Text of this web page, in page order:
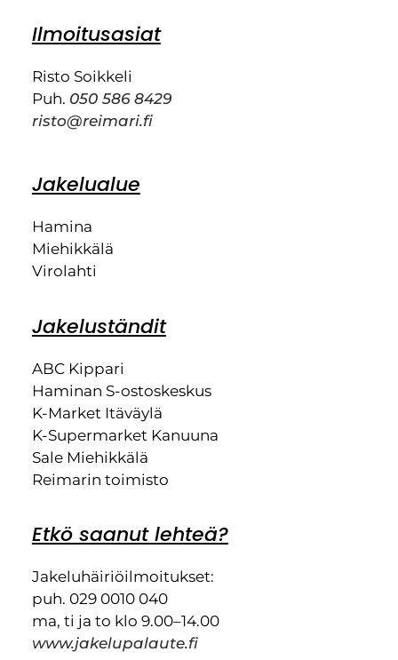
Ilmoitusasiat
Risto Soikkeli
Puh. 050 586 8429
risto@reimari.fi
Jakelualue
Hamina
Miehikkälä
Virolahti
Jakeluständit
ABC Kippari
Haminan S-ostoskeskus
K-Market Itäväylä
K-Supermarket Kanuuna
Sale Miehikkälä
Reimarin toimisto
Etkö saanut lehteä?
Jakeluhäiriöilmoitukset:
puh. 029 0010 040
ma, ti ja to klo 9.00–14.00
www.jakelupalaute.fi